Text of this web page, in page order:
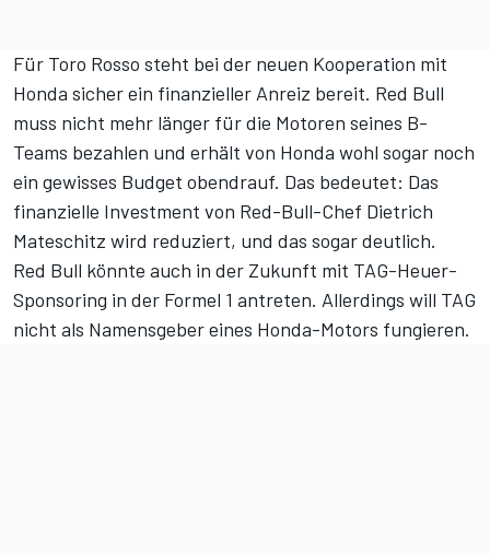
Für Toro Rosso steht bei der neuen Kooperation mit
Honda sicher ein finanzieller Anreiz bereit. Red Bull
muss nicht mehr länger für die Motoren seines B-
Teams bezahlen und erhält von Honda wohl sogar noch
ein gewisses Budget obendrauf. Das bedeutet: Das
finanzielle Investment von Red-Bull-Chef Dietrich
Mateschitz wird reduziert, und das sogar deutlich.
Red Bull könnte auch in der Zukunft mit TAG-Heuer-
Sponsoring in der Formel 1 antreten. Allerdings will TAG
nicht als Namensgeber eines Honda-Motors fungieren.